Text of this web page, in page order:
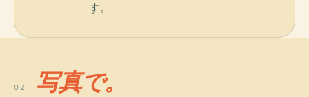
す。
02 写真で。